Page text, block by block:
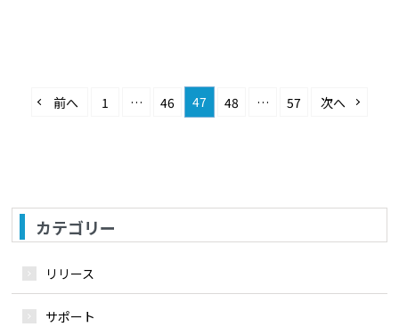
前へ 1 … 46 47 48 … 57 次へ
カテゴリー
リリース
サポート